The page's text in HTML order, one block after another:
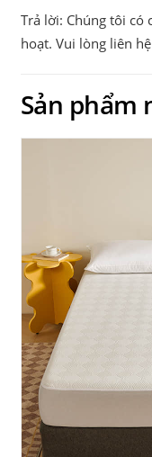
Trả lời: Chúng tôi có
hoạt. Vui lòng liên
Sản phẩm